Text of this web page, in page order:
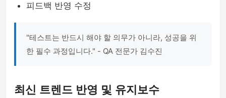
피드백 반영 수정
"테스트는 반드시 해야 할 의무가 아니라, 성공을 위
한 필수 과정입니다." - QA 전문가 김수진
최신 트렌드 반영 및 유지보수